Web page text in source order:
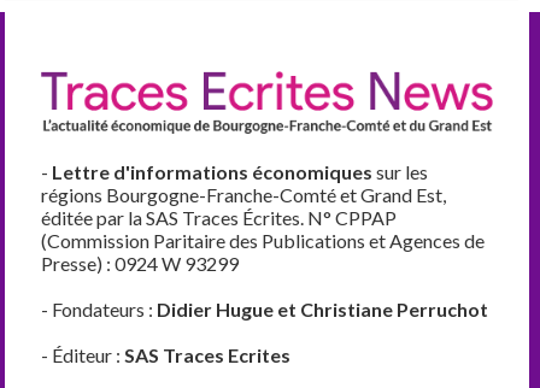
- Lettre d'informations économiques sur les
régions Bourgogne-Franche-Comté et Grand Est,
éditée par la SAS Traces Écrites. N° CPPAP
(Commission Paritaire des Publications et Agences de
Presse) : 0924 W 93299
- Fondateurs : Didier Hugue et Christiane Perruchot
- Éditeur :SAS Traces Ecrites